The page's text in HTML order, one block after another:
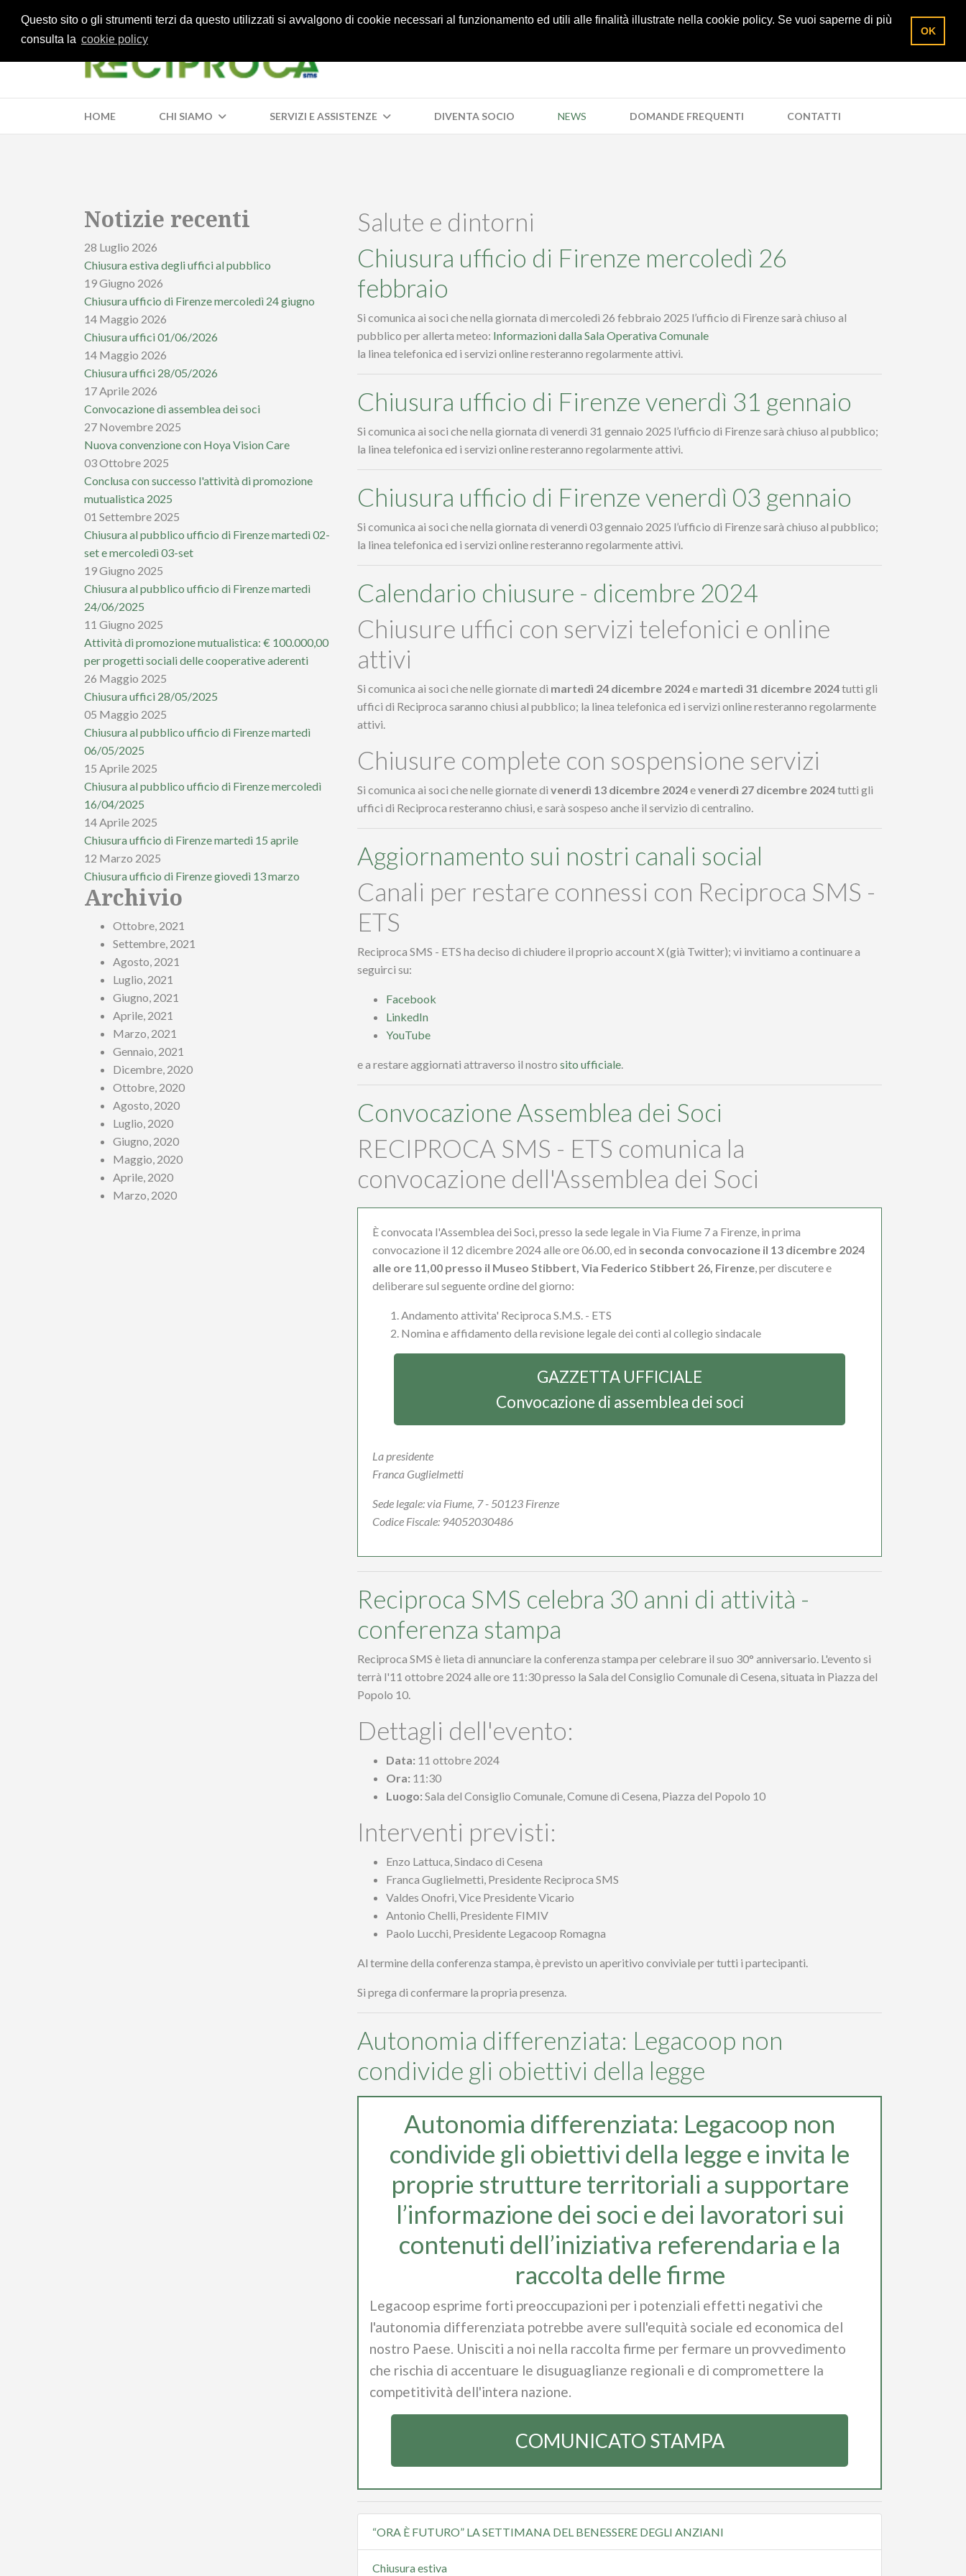
Questo sito o gli strumenti terzi da questo utilizzati si avvalgono di cookie necessari al funzionamento ed utili alle finalità illustrate nella cookie policy. Se vuoi saperne di più
consulta la cookie policy
OK
055/285961 Richiedi un preventivo Area socio
HOME CHI SIAMO SERVIZI E ASSISTENZE DIVENTA SOCIO NEWS DOMANDE FREQUENTI CONTATTI
Notizie recenti
28 Luglio 2026
Chiusura estiva degli uffici al pubblico
19 Giugno 2026
Chiusura ufficio di Firenze mercoledì 24 giugno
14 Maggio 2026
Chiusura uffici 01/06/2026
14 Maggio 2026
Chiusura uffici 28/05/2026
17 Aprile 2026
Convocazione di assemblea dei soci
27 Novembre 2025
Nuova convenzione con Hoya Vision Care
03 Ottobre 2025
Conclusa con successo l'attività di promozione
mutualistica 2025
01 Settembre 2025
Chiusura al pubblico ufficio di Firenze martedì 02-
set e mercoledì 03-set
19 Giugno 2025
Chiusura al pubblico ufficio di Firenze martedì
24/06/2025
11 Giugno 2025
Attività di promozione mutualistica: € 100.000,00
per progetti sociali delle cooperative aderenti
26 Maggio 2025
Chiusura uffici 28/05/2025
05 Maggio 2025
Chiusura al pubblico ufficio di Firenze martedì
06/05/2025
15 Aprile 2025
Chiusura al pubblico ufficio di Firenze mercoledì
16/04/2025
14 Aprile 2025
Chiusura ufficio di Firenze martedì 15 aprile
12 Marzo 2025
Chiusura ufficio di Firenze giovedì 13 marzo
Archivio
Ottobre, 2021
Settembre, 2021
Agosto, 2021
Luglio, 2021
Giugno, 2021
Aprile, 2021
Marzo, 2021
Gennaio, 2021
Dicembre, 2020
Ottobre, 2020
Agosto, 2020
Luglio, 2020
Giugno, 2020
Maggio, 2020
Aprile, 2020
Marzo, 2020
Salute e dintorni
Chiusura ufficio di Firenze mercoledì 26
febbraio
Si comunica ai soci che nella giornata di mercoledì 26 febbraio 2025 l’ufficio di Firenze sarà chiuso al
pubblico per allerta meteo: Informazioni dalla Sala Operativa Comunale
la linea telefonica ed i servizi online resteranno regolarmente attivi.
Chiusura ufficio di Firenze venerdì 31 gennaio
Si comunica ai soci che nella giornata di venerdì 31 gennaio 2025 l’ufficio di Firenze sarà chiuso al pubblico;
la linea telefonica ed i servizi online resteranno regolarmente attivi.
Chiusura ufficio di Firenze venerdì 03 gennaio
Si comunica ai soci che nella giornata di venerdì 03 gennaio 2025 l’ufficio di Firenze sarà chiuso al pubblico;
la linea telefonica ed i servizi online resteranno regolarmente attivi.
Calendario chiusure - dicembre 2024
Chiusure uffici con servizi telefonici e online
attivi
Si comunica ai soci che nelle giornate di martedì 24 dicembre 2024e martedì 31 dicembre 2024tutti gli
uffici di Reciproca saranno chiusi al pubblico; la linea telefonica ed i servizi online resteranno regolarmente
attivi.
Chiusure complete con sospensione servizi
Si comunica ai soci che nelle giornate di venerdì 13 dicembre 2024evenerdì 27 dicembre 2024tutti gli
uffici di Reciproca resteranno chiusi, e sarà sospeso anche il servizio di centralino.
Aggiornamento sui nostri canali social
Canali per restare connessi con Reciproca SMS -
ETS
Reciproca SMS - ETS ha deciso di chiudere il proprio account X (già Twitter); vi invitiamo a continuare a
seguirci su:
Facebook
LinkedIn
YouTube
e a restare aggiornati attraverso il nostro sito ufficiale.
Convocazione Assemblea dei Soci
RECIPROCA SMS - ETS comunica la
convocazione dell'Assemblea dei Soci
È convocata l'Assemblea dei Soci, presso la sede legale in Via Fiume 7 a Firenze, in prima
convocazione il 12 dicembre 2024 alle ore 06.00, ed in seconda convocazione il 13 dicembre 2024
alle ore 11,00 presso il Museo Stibbert, Via Federico Stibbert 26, Firenze, per discutere e
deliberare sul seguente ordine del giorno:
Andamento attivita' Reciproca S.M.S. - ETS
Nomina e affidamento della revisione legale dei conti al collegio sindacale
GAZZETTA UFFICIALE
Convocazione di assemblea dei soci
La presidente
Franca Guglielmetti
Sede legale: via Fiume, 7 - 50123 Firenze
Codice Fiscale: 94052030486
Reciproca SMS celebra 30 anni di attività -
conferenza stampa
Reciproca SMS è lieta di annunciare la conferenza stampa per celebrare il suo 30° anniversario. L'evento si
terrà l'11 ottobre 2024 alle ore 11:30 presso la Sala del Consiglio Comunale di Cesena, situata in Piazza del
Popolo 10.
Dettagli dell'evento:
Data: 11 ottobre 2024
Ora: 11:30
Luogo: Sala del Consiglio Comunale, Comune di Cesena, Piazza del Popolo 10
Interventi previsti:
Enzo Lattuca, Sindaco di Cesena
Franca Guglielmetti, Presidente Reciproca SMS
Valdes Onofri, Vice Presidente Vicario
Antonio Chelli, Presidente FIMIV
Paolo Lucchi, Presidente Legacoop Romagna
Al termine della conferenza stampa, è previsto un aperitivo conviviale per tutti i partecipanti.
Si prega di confermare la propria presenza.
Autonomia differenziata: Legacoop non
condivide gli obiettivi della legge
Autonomia differenziata: Legacoop non
condivide gli obiettivi della legge e invita le
proprie strutture territoriali a supportare
l’informazione dei soci e dei lavoratori sui
contenuti dell’iniziativa referendaria e la
raccolta delle firme
Legacoop esprime forti preoccupazioni per i potenziali effetti negativi che
l'autonomia differenziata potrebbe avere sull'equità sociale ed economica del
nostro Paese. Unisciti a noi nella raccolta firme per fermare un provvedimento
che rischia di accentuare le disuguaglianze regionali e di compromettere la
competitività dell'intera nazione.
COMUNICATO STAMPA
“ORA È FUTURO” LA SETTIMANA DEL BENESSERE DEGLI ANZIANI
Chiusura estiva